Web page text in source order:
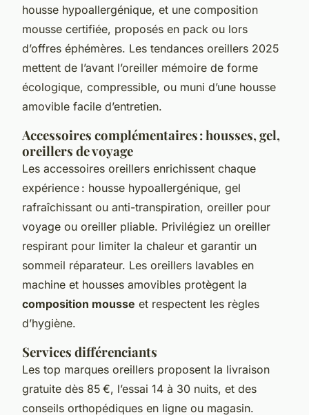
housse hypoallergénique, et une composition
mousse certifiée, proposés en pack ou lors
d’offres éphémères. Les tendances oreillers 2025
mettent de l’avant l’oreiller mémoire de forme
écologique, compressible, ou muni d’une housse
amovible facile d’entretien.
Accessoires complémentaires : housses, gel,
oreillers de voyage
Les accessoires oreillers enrichissent chaque
expérience : housse hypoallergénique, gel
rafraîchissant ou anti-transpiration, oreiller pour
voyage ou oreiller pliable. Privilégiez un oreiller
respirant pour limiter la chaleur et garantir un
sommeil réparateur. Les oreillers lavables en
machine et housses amovibles protègent la
composition mousse et respectent les règles
d’hygiène.
Services différenciants
Les top marques oreillers proposent la livraison
gratuite dès 85 €, l’essai 14 à 30 nuits, et des
conseils orthopédiques en ligne ou magasin.